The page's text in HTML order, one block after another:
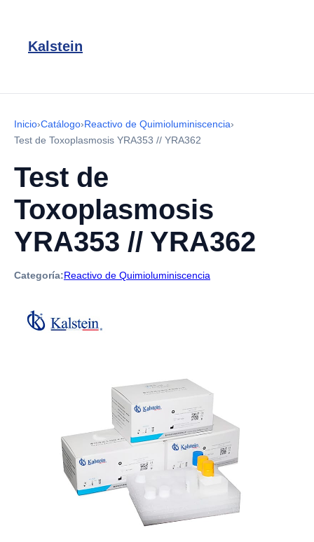
Kalstein
Inicio›Catálogo›Reactivo de Quimioluminiscencia›
Test de Toxoplasmosis YRA353 // YRA362
Test de
Toxoplasmosis
YRA353 // YRA362
Categoría:Reactivo de Quimioluminiscencia